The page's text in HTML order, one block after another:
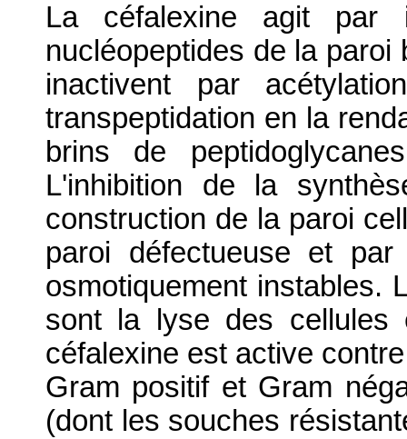
La céfalexine agit par
nucléopeptides de la
inactivent par
transpeptidation en la
brins de
L'inhibition de la
construction de la paroi
paroi défectueuse et
osmotiquement instables.
sont la lyse des cellules
céfalexine est active
Gram positif et Gram
(dont les souches